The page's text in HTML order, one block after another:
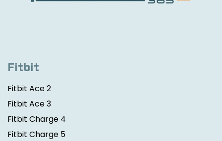
Fitbit
Fitbit Ace 2
Fitbit Ace 3
Fitbit Charge 4
Fitbit Charge 5